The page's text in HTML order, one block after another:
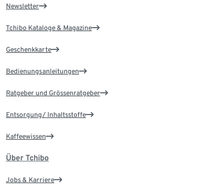
Newsletter
Tchibo Kataloge & Magazine
Geschenkkarte
Bedienungsanleitungen
Ratgeber und Grössenratgeber
Entsorgung/ Inhaltsstoffe
Kaffeewissen
Über Tchibo
Jobs & Karriere